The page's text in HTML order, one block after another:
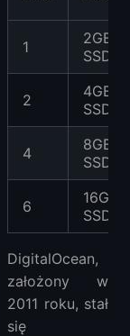
1
2GB
SSD
2
4GB
SSD
4
8GB
SSD
6
16GB
SSD
DigitalOcean,
założony w
2011 roku, stał
się